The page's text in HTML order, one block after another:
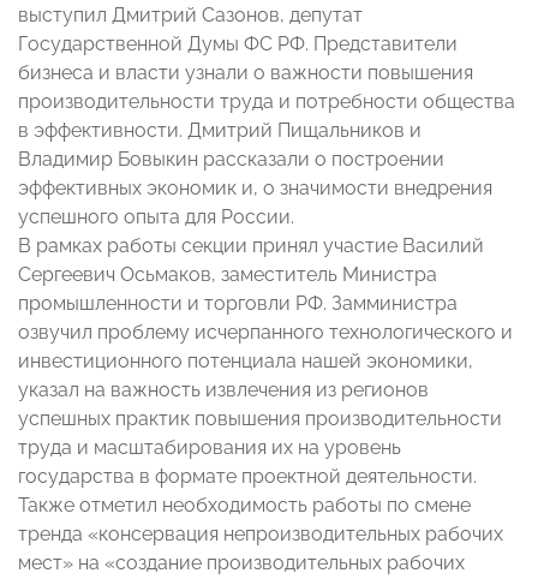
выступил Дмитрий Сазонов, депутат
Государственной Думы ФС РФ. Представители
бизнеса и власти узнали о важности повышения
производительности труда и потребности общества
в эффективности. Дмитрий Пищальников и
Владимир Бовыкин рассказали о построении
эффективных экономик и, о значимости внедрения
успешного опыта для России.
В рамках работы секции принял участие Василий
Сергеевич Осьмаков, заместитель Министра
промышленности и торговли РФ. Замминистра
озвучил проблему исчерпанного технологического и
инвестиционного потенциала нашей экономики,
указал на важность извлечения из регионов
успешных практик повышения производительности
труда и масштабирования их на уровень
государства в формате проектной деятельности.
Также отметил необходимость работы по смене
тренда «консервация непроизводительных рабочих
мест» на «создание производительных рабочих